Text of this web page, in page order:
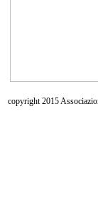
copyright 2015